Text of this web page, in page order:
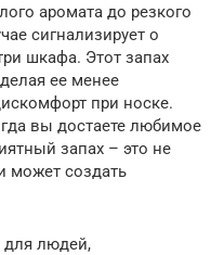
аромата до резкого
сигнализирует о
шкафа. Этот запах
ее менее
при носке.
вы достаете любимое
запах – это не
может создать
для людей,